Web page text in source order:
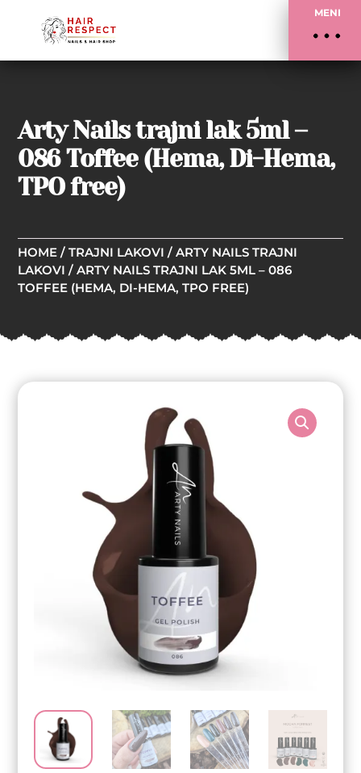
MENI
Arty Nails trajni lak 5ml –
086 Toffee (Hema, Di-Hema,
TPO free)
HOME /TRAJNI LAKOVI /ARTY NAILS TRAJNI
LAKOVI / ARTY NAILS TRAJNI LAK 5ML – 086
TOFFEE (HEMA, DI-HEMA, TPO FREE)